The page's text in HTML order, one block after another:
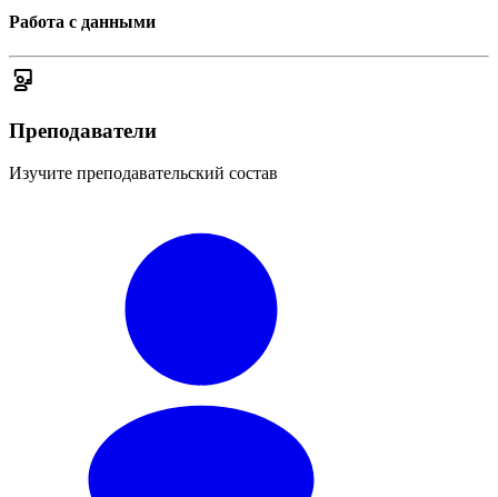
Работа с данными
Преподаватели
Изучите преподавательский состав